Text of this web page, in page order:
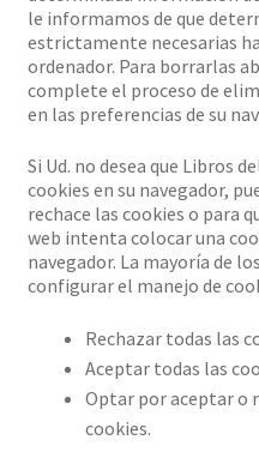
le informamos de que
estrictamente necesarias
ordenador. Para borrarlas
complete el proceso de
en las preferencias de su
Si Ud. no desea que Libros
cookies en su navegador,
rechace las cookies o para
web intenta colocar una
navegador. La mayoría de
configurar el manejo de
Rechazar todas las
Aceptar todas las
Optar por aceptar o
cookies.